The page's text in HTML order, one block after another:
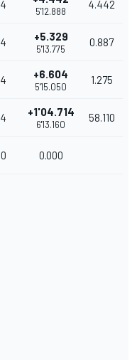
4
5'12.888
4.442
4 +5.329
5'13.775
0.887
4 +6.604
5'15.050
1.275
4 +1'04.714
6'13.160
58.110
0 0.000